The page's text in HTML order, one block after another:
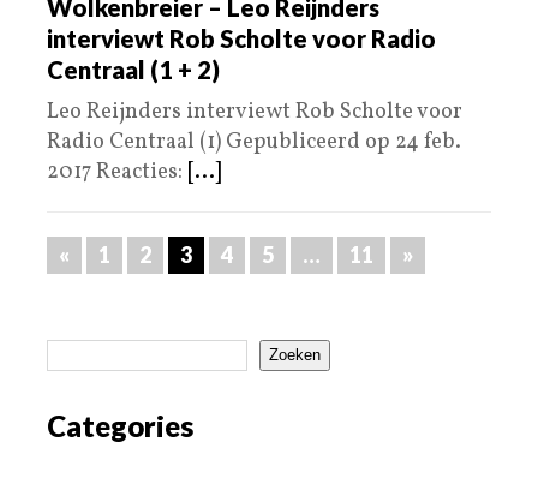
Wolkenbreier – Leo Reijnders
interviewt Rob Scholte voor Radio
Centraal (1 + 2)
Leo Reijnders interviewt Rob Scholte voor
Radio Centraal (1) Gepubliceerd op 24 feb.
2017 Reacties: [...]
« 1 2 3 4 5 … 11 »
Zoeken
Categories